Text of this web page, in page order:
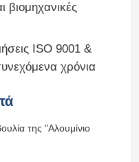
βιομηχανικές
ISO 9001 &
χρόνια
της "Αλουμίνιο